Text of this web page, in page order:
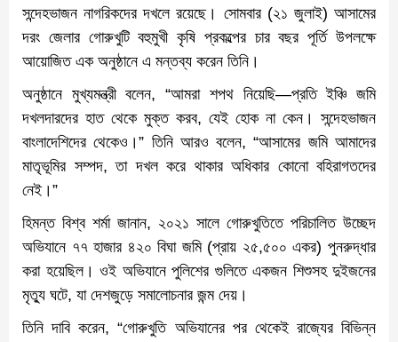
সন্দেহভাজন নাগরিকদের দখলে রয়েছে। সোমবার (২১ জুলাই) আসামের
দরং জেলার গোরুখুটি বহুমুখী কৃষি প্রকল্পের চার বছর পূর্তি উপলক্ষে
আয়োজিত এক অনুষ্ঠানে এ মন্তব্য করেন তিনি।
অনুষ্ঠানে মুখ্যমন্ত্রী বলেন, “আমরা শপথ নিয়েছি—প্রতি ইঞ্চি জমি
দখলদারদের হাত থেকে মুক্ত করব, যেই হোক না কেন। সন্দেহভাজন
বাংলাদেশিদের থেকেও।” তিনি আরও বলেন, “আসামের জমি আমাদের
মাতৃভূমির সম্পদ, তা দখল করে থাকার অধিকার কোনো বহিরাগতদের
নেই।”
হিমন্ত বিশ্ব শর্মা জানান, ২০২১ সালে গোরুখুতিতে পরিচালিত উচ্ছেদ
অভিযানে ৭৭ হাজার ৪২০ বিঘা জমি (প্রায় ২৫,৫০০ একর) পুনরুদ্ধার
করা হয়েছিল। ওই অভিযানে পুলিশের গুলিতে একজন শিশুসহ দুইজনের
মৃত্যু ঘটে, যা দেশজুড়ে সমালোচনার জন্ম দেয়।
তিনি দাবি করেন, “গোরুখুতি অভিযানের পর থেকেই রাজ্যের বিভিন্ন